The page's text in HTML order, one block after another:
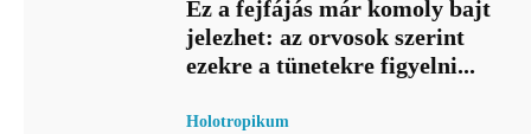
Ez a fejfájás már komoly bajt
jelezhet: az orvosok szerint
ezekre a tünetekre figyelni...
Holotropikum